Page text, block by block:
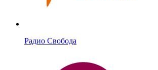
Радио Свобода